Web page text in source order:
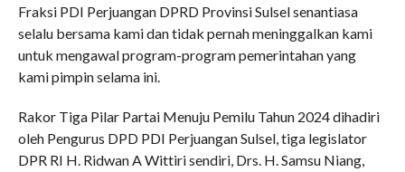
Fraksi PDI Perjuangan DPRD Provinsi Sulsel senantiasa
selalu bersama kami dan tidak pernah meninggalkan kami
untuk mengawal program-program pemerintahan yang
kami pimpin selama ini.
Rakor Tiga Pilar Partai Menuju Pemilu Tahun 2024 dihadiri
oleh Pengurus DPD PDI Perjuangan Sulsel, tiga legislator
DPR RI H. Ridwan A Wittiri sendiri, Drs. H. Samsu Niang,